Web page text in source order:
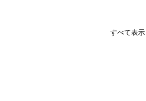
すべて表示